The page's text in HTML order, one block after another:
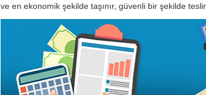
ve en ekonomik şekilde taşınır, güvenli bir şekilde